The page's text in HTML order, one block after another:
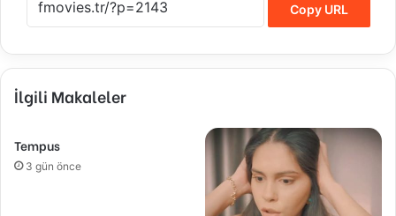
Copy URL
İlgili Makaleler
Tempus
3 gün önce